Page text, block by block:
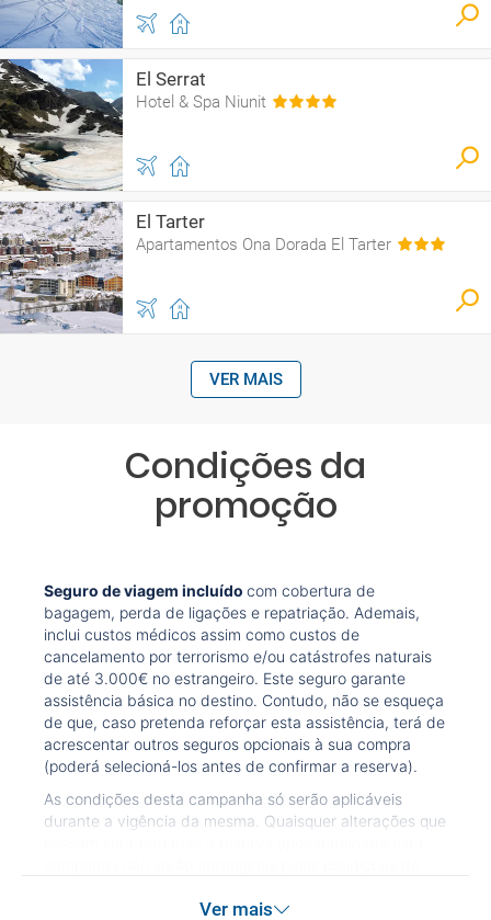
El Serrat
Hotel & Spa Niunit
El Tarter
Apartamentos Ona Dorada El Tarter
VER MAIS
Condições da
promoção
Seguro de viagem incluído com cobertura de
bagagem, perda de ligações e repatriação. Ademais,
inclui custos médicos assim como custos de
cancelamento por terrorismo e/ou catástrofes naturais
de até 3.000€ no estrangeiro. Este seguro garante
assistência básica no destino. Contudo, não se esqueça
de que, caso pretenda reforçar esta assistência, terá de
acrescentar outros seguros opcionais à sua compra
(poderá selecioná-los antes de confirmar a reserva).
As condições desta campanha só serão aplicáveis
durante a vigência da mesma. Quaisquer alterações que
Ver mais